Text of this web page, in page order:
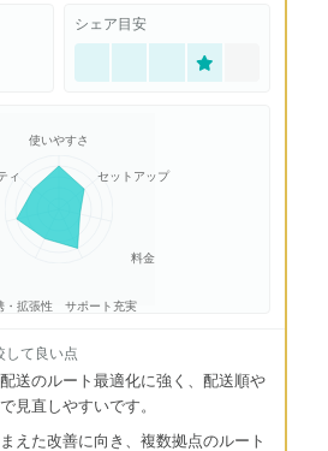
シェア目安
使いやすさ
セットアップ
料金
サポート充実
・拡張性
ィ
して良い点
送のルート最適化に強く、配送順や
見直しやすいです。
えた改善に向き、複数拠点のルート